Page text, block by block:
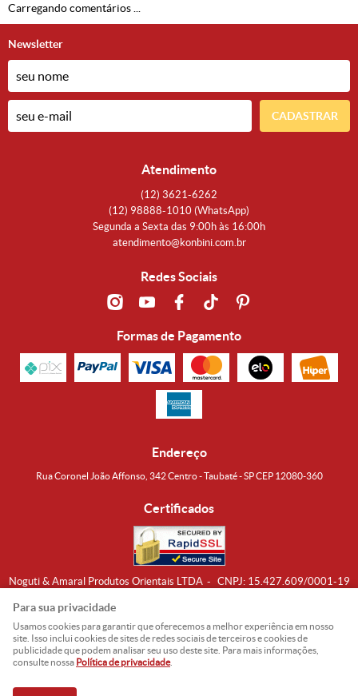
Carregando comentários ...
Newsletter
CADASTRAR
Atendimento
(12) 3621-6262
(12) 98888-1010 (WhatsApp)
Segunda a Sexta das 9:00h às 16:00h
atendimento@konbini.com.br
Redes Sociais
Formas de Pagamento
Endereço
Rua Coronel João Affonso, 342 Centro - Taubaté - SP CEP 12080-360
Certificados
Noguti & Amaral Produtos Orientais LTDA CNPJ: 15.427.609/0001-19
Para sua privacidade
Usamos cookies para garantir que oferecemos a melhor experiência em nosso
site. Isso inclui cookies de sites de redes sociais de terceiros e cookies de
publicidade que podem analisar seu uso deste site. Para mais informações,
consulte nossa Política de privacidade.